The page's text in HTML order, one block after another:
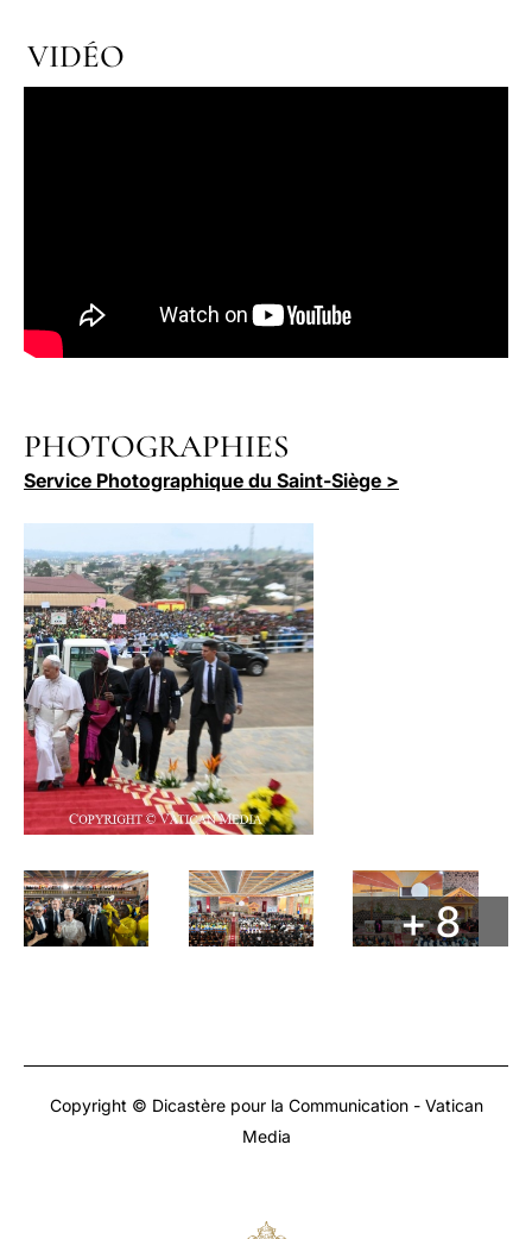
VIDÉO
PHOTOGRAPHIES
Service Photographique du Saint-Siège >
+ 8
Copyright © Dicastère pour la Communication - Vatican
Media